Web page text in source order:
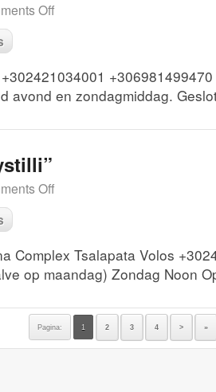
Off
avond en zondagmiddag.
Off
Complex Tsalapata Volos
op maandag) Zondag Noon
Pagina: 1 2 3 4 > »